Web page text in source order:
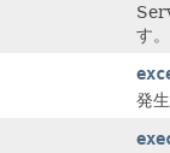
す。
発